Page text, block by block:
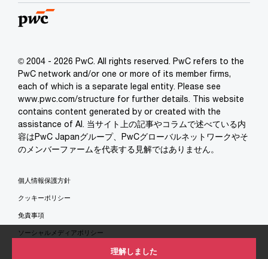
理解しました
© 2004 - 2026 PwC. All rights reserved. PwC refers to the
PwC network and/or one or more of its member firms,
each of which is a separate legal entity. Please see
www.pwc.com/structure for further details. This website
contains content generated by or created with the
assistance of AI. 当サイト上の記事やコラムで述べている内
容はPwC Japanグループ、PwCグローバルネットワークやそ
のメンバーファームを代表する見解ではありません。
個人情報保護方針
クッキーポリシー
免責事項
ソーシャルメディアポリシー